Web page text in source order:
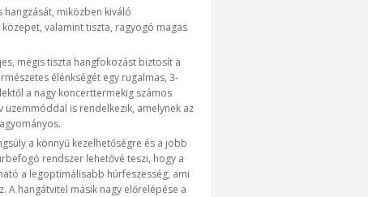
miközben kiváló
valamint tiszta, ragyogó magas
mégis tiszta hangfokozást biztosít a
élénkségét egy rugalmas, 3-
a nagy koncerttermekig számos
is rendelkezik, amelynek az
a könnyű kezelhetőségre és a jobb
rendszer lehetővé teszi, hogy a
a legoptimálisabb húrfeszesség, ami
A hangátvitel másik nagy előrelépése a